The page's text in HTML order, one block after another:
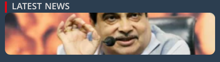
LATEST NEWS